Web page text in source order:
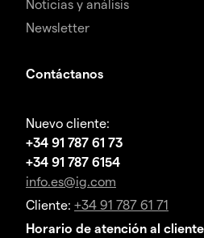
Noticias y análisis
Newsletter
Contáctanos
Nuevo cliente:
+34 91 787 61 73
+34 91 787 6154
info.es@ig.com
Cliente: +34 91 787 61 71
Horario de atención al